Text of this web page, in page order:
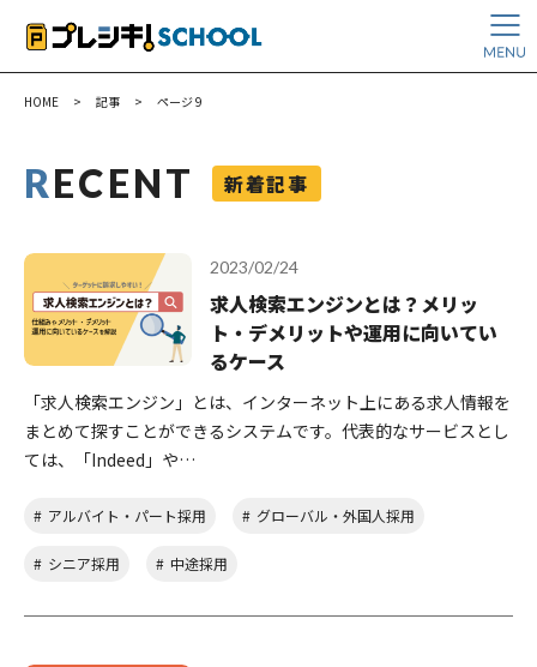
HOME > 記事 > ページ 9
RECENT 新着記事
2023/02/24
求人検索エンジンとは？メリッ
ト・デメリットや運用に向いてい
るケース
「求人検索エンジン」とは、インターネット上にある求人情報を
まとめて探すことができるシステムです。代表的なサービスとし
ては、「Indeed」や…
アルバイト・パート採用 グローバル・外国人採用
シニア採用 中途採用